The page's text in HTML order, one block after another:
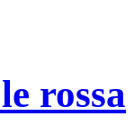
rossa